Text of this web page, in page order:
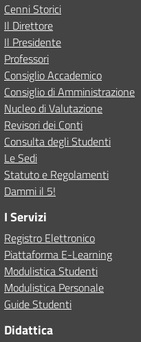
Cenni Storici
Il Direttore
Il Presidente
Professori
Consiglio Accademico
Consiglio di Amministrazione
Nucleo di Valutazione
Revisori dei Conti
Consulta degli Studenti
Le Sedi
Statuto e Regolamenti
Dammi il 5!
I Servizi
Registro Elettronico
Piattaforma E-Learning
Modulistica Studenti
Modulistica Personale
Guide Studenti
Didattica